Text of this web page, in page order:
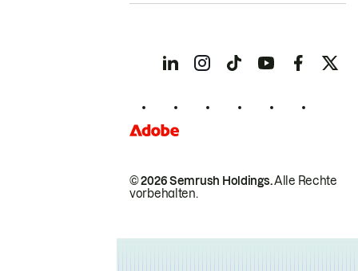
© 2026 Semrush Holdings.Alle Rechte
vorbehalten.